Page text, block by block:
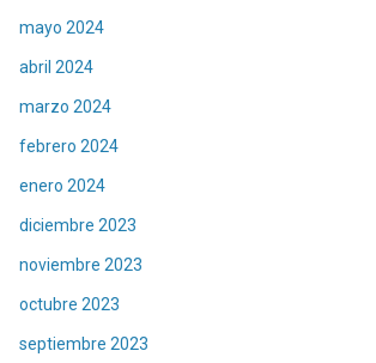
mayo 2024
abril 2024
marzo 2024
febrero 2024
enero 2024
diciembre 2023
noviembre 2023
octubre 2023
septiembre 2023